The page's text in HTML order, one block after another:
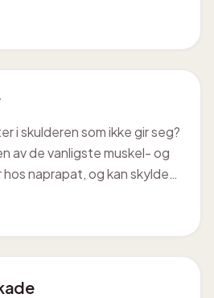
hvordan slike plager kan
og vi er her for å veilede
og økt funksjon.
i skulderen som ikke gir seg?
av de vanligste muskel- og
naprapat, og kan skyldes
og ledd. Hos
undersøker vi grundig hva
dine skuldersmerter, og
som passer deg.